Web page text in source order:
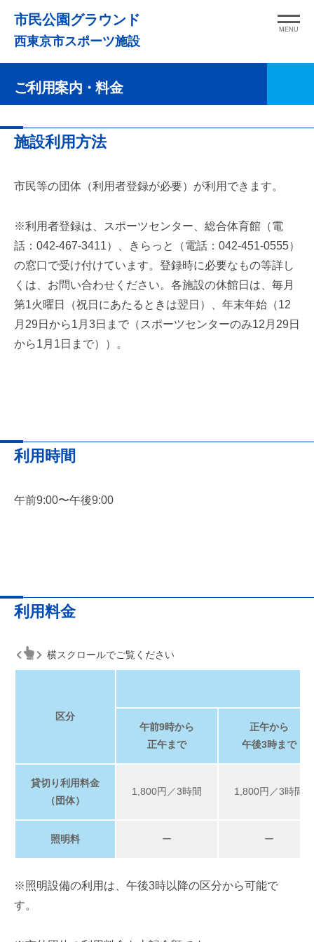
へ
ス
市民公園グラウンド
西東京市スポーツ施設
MENU
ご利用案内・料金
ご
用
内・
料
金
2026
年
6
by
Web
管
施設利用方法
市民等の団体（利用者登録が必要）が利用できます。
※利用者登録は、スポーツセンター、総合体育館（電
話：042-467-3411）、きらっと（電話：042-451-0555）
の窓口で受け付けています。登録時に必要なもの等詳し
くは、お問い合わせください。各施設の休館日は、毎月
第1火曜日（祝日にあたるときは翌日）、年末年始（12
月29日から1月3日まで（スポーツセンターのみ12月29日
から1月1日まで））。
利用時間
午前9:00〜午後9:00
利用料金
横スクロールでご覧ください
区分
午前9時から
正午まで
正午から
午後3時まで
貸切り利用料金
（団体）
1,800円／3時間 1,800円／3時間
照明料 ー ー
※照明設備の利用は、午後3時以降の区分から可能で
す。